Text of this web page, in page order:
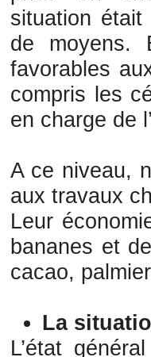
situation
de moyens.
favorables
compris les
en charge de
A ce niveau,
aux travaux
Leur
bananes et
cacao,
La
L’état